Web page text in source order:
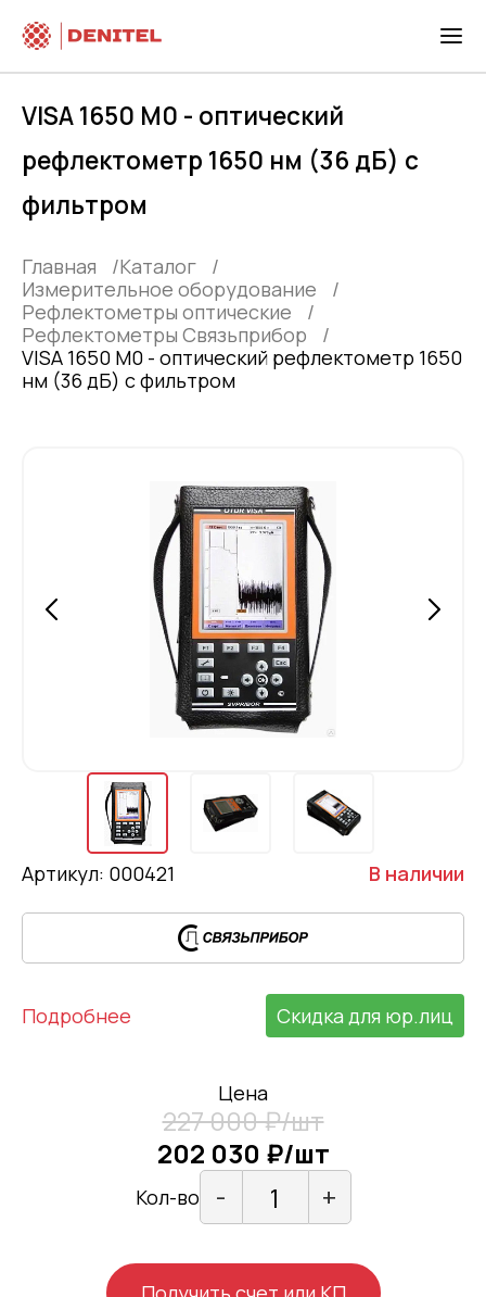
VISA 1650 М0 - оптический
рефлектометр 1650 нм (36 дБ) с
фильтром
Главная
Каталог
Измерительное оборудование
Рефлектометры оптические
Рефлектометры Связьприбор
VISA 1650 М0 - оптический рефлектометр 1650
нм (36 дБ) с фильтром
Артикул: 000421 В наличии
Подробнее Скидка для юр.лиц
Цена
227 000 ₽/шт
202 030 ₽/шт
Кол-во - +